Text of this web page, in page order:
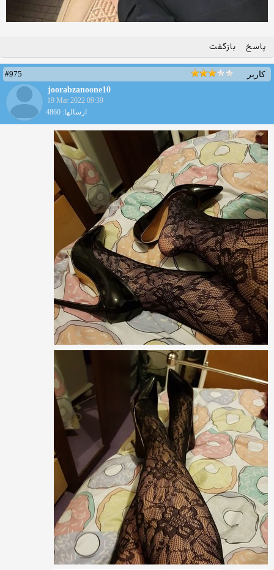
پاسخ بازگفت
کاربر
#975
joorabzanoone10
19 Mar 2022 09:39
ارسالها: 4860